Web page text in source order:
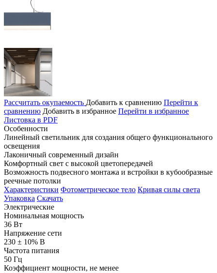
Рассчитать окупаемость Добавить к сравнению Перейти к
сравнению Добавить в избранное Перейти в избранное
Листовка в PDF
Особенности
Линейный светильник для создания общего функционального
освещения
Лаконичный современный дизайн
Комфортный свет с высокой цветопередачей
Возможность подвесного монтажа и встройки в кубообразные
реечные потолки
Характеристики Фотометрическое тело Кривая силы света
Упаковка Скачать
Электрические
Номинальная мощность
36 Вт
Напряжение сети
230 ± 10% В
Частота питания
50 Гц
Коэффициент мощности, не менее